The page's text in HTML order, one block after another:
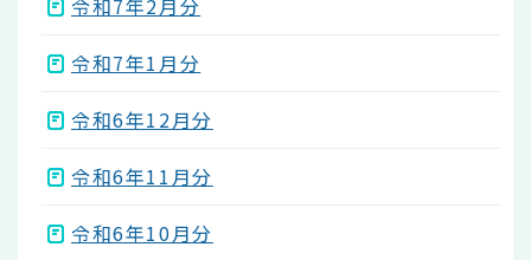
令和7年2月分
令和7年1月分
令和6年12月分
令和6年11月分
令和6年10月分